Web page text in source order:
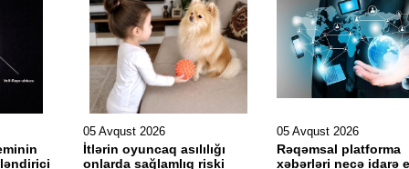
05 Avqust 2026
İtlərin oyuncaq asılılığı
onlarda sağlamlıq riski
05 Avqust 2026
Rəqəmsal platforma
xəbərləri necə idarə